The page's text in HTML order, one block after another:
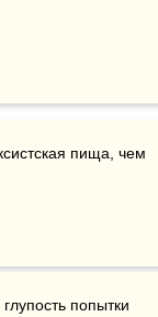
пища, чем
попытки